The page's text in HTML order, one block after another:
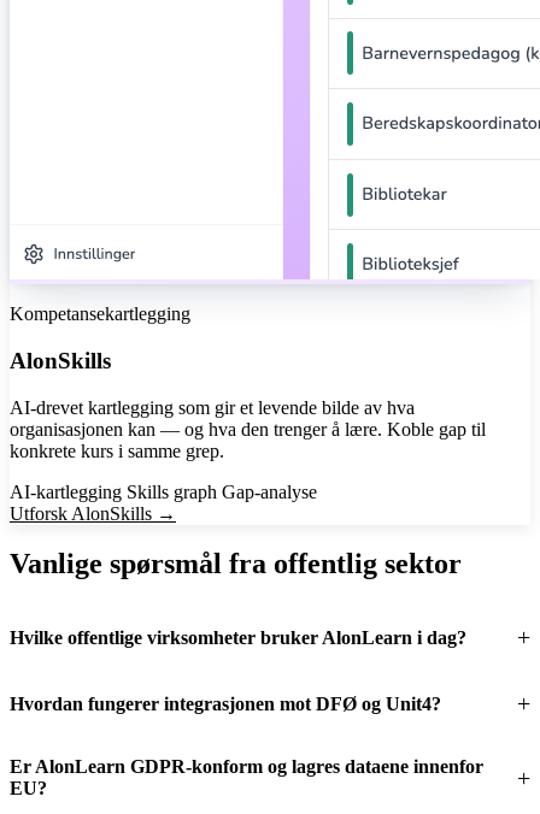
Kompetansekartlegging
AlonSkills
AI-drevet kartlegging som gir et levende bilde av hva
organisasjonen kan — og hva den trenger å lære. Koble gap til
konkrete kurs i samme grep.
AI-kartlegging Skills graph Gap-analyse
Utforsk AlonSkills →
Vanlige spørsmål fra offentlig sektor
Hvilke offentlige virksomheter bruker AlonLearn i dag?
Hvordan fungerer integrasjonen mot DFØ og Unit4?
Er AlonLearn GDPR-konform og lagres dataene innenfor
EU?